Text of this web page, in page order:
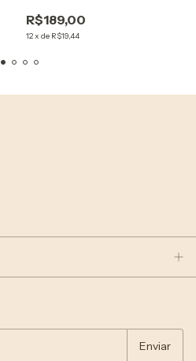
R$189,00
12x de R$19,44